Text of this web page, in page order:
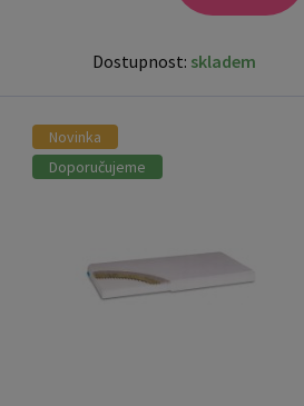
Dostupnost: skladem
Novinka
Doporučujeme